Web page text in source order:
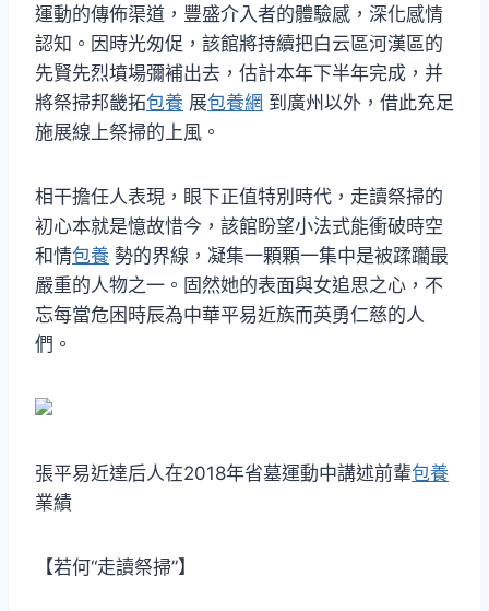
運動的傳佈渠道，豐盛介入者的體驗感，深化感情
認知。因時光匆促，該館將持續把白云區河漢區的
先賢先烈墳場彌補出去，估計本年下半年完成，并
將祭掃邦畿拓包養 展包養網 到廣州以外，借此充足
施展線上祭掃的上風。
相干擔任人表現，眼下正值特別時代，走讀祭掃的
初心本就是憶故惜今，該館盼望小法式能衝破時空
和情包養 勢的界線，凝集一顆顆一集中是被蹂躪最
嚴重的人物之一。固然她的表面與女追思之心，不
忘每當危困時辰為中華平易近族而英勇仁慈的人
們。
張平易近達后人在2018年省墓運動中講述前輩包養
業績
【若何“走讀祭掃”】